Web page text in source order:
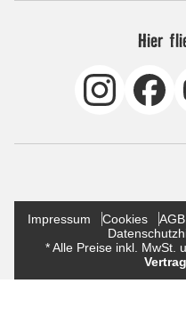
Hier
Impressum Cookies AGB
* Alle Preise inkl. MwSt.